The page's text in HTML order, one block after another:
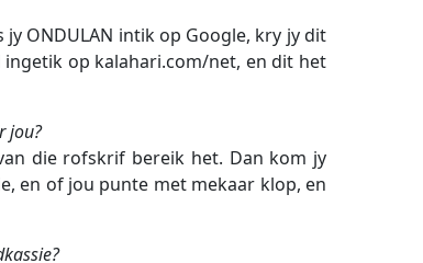
ONDULAN intik op Google, kry jy dit
ingetik op kalahari.com/net, en dit het
jou?
die rofskrif bereik het. Dan kom jy
en of jou punte met mekaar klop, en